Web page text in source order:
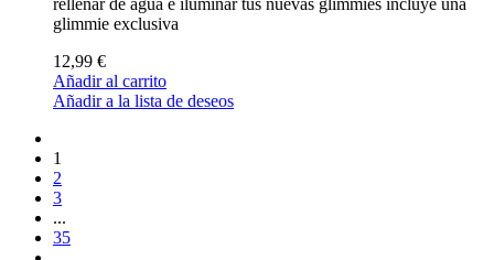
rellenar de agua e iluminar tus nuevas glimmies incluye una
glimmie exclusiva
12,99 €
Añadir al carrito
Añadir a la lista de deseos
1
2
3
...
35